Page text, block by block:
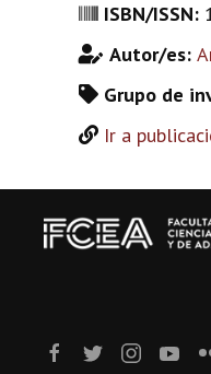
ISBN/ISSN:
Autor/es:
Grupo de
Ir a